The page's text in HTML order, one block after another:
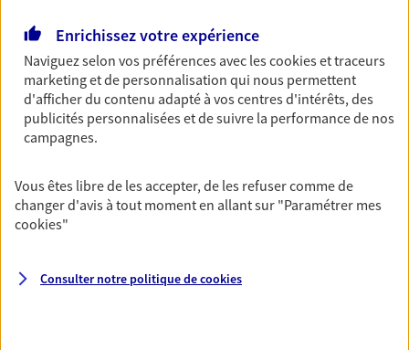
Agence accessible
Horaires : Ouvert
de 09:00 à 12:30puis de 14:00 à 18:00
02 97 51 01 45
NOUS CONTACTER
Enrichissez votre expérience
Naviguez selon vos préférences avec lescookies et traceurs
marketing et de personnalisation qui nous permettent
d'afficher du contenu adapté à vos centres d'intérêts, des
publicités personnalisées et de suivre la performance de nos
campagnes.
Vous êtes libre de les accepter, de les refuser comme de
changer d'avis à tout moment en allant sur "Paramétrer mes
cookies"
Consulter notre politique decookies